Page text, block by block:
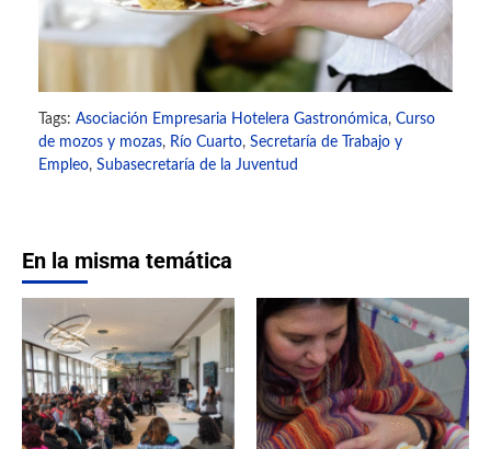
Tags: Asociación Empresaria Hotelera Gastronómica, Curso
de mozos y mozas, Río Cuarto, Secretaría de Trabajo y
Empleo, Subasecretaría de la Juventud
En la misma temática